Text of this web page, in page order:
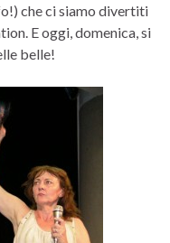
che ci siamo divertiti
E oggi, domenica, si
belle!